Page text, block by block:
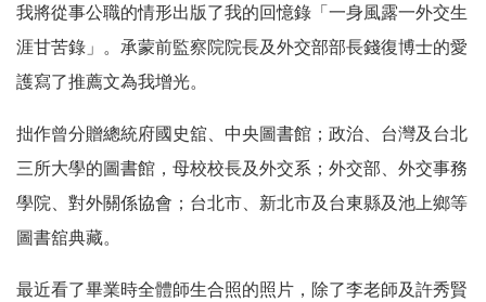
我將從事公職的情形出版了我的回憶錄「一身風露一外交生
涯甘苦錄」。承蒙前監察院院長及外交部部長錢復博士的愛
護寫了推薦文為我增光。
拙作曾分贈總統府國史舘、中央圖書館；政治、台灣及台北
三所大學的圖書館，母校校長及外交系；外交部、外交事務
學院、對外關係協會；台北市、新北市及台東縣及池上鄉等
圖書舘典藏。
最近看了畢業時全體師生合照的照片，除了李老師及許秀賢